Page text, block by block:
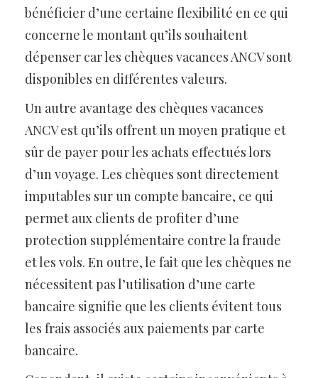
bénéficier d’une certaine flexibilité en ce qui
concerne le montant qu’ils souhaitent
dépenser car les chèques vacances ANCV sont
disponibles en différentes valeurs.
Un autre avantage des chèques vacances
ANCV est qu’ils offrent un moyen pratique et
sûr de payer pour les achats effectués lors
d’un voyage. Les chèques sont directement
imputables sur un compte bancaire, ce qui
permet aux clients de profiter d’une
protection supplémentaire contre la fraude
et les vols. En outre, le fait que les chèques ne
nécessitent pas l’utilisation d’une carte
bancaire signifie que les clients évitent tous
les frais associés aux paiements par carte
bancaire.